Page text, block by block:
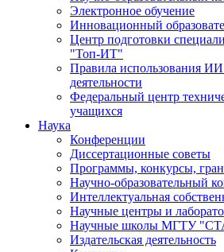
Электронное обучение
Инновационный
Центр подготовки
"Топ-ИТ"
Правила использования ИИ
деятельности
Федеральный центр
учащихся
Наука
Конференции
Диссертационные советы
Программы, конкурсы,
Научно-образовательный
Интеллектуальная
Научные центры и
Научные школы МГТУ
Издательская деятельность